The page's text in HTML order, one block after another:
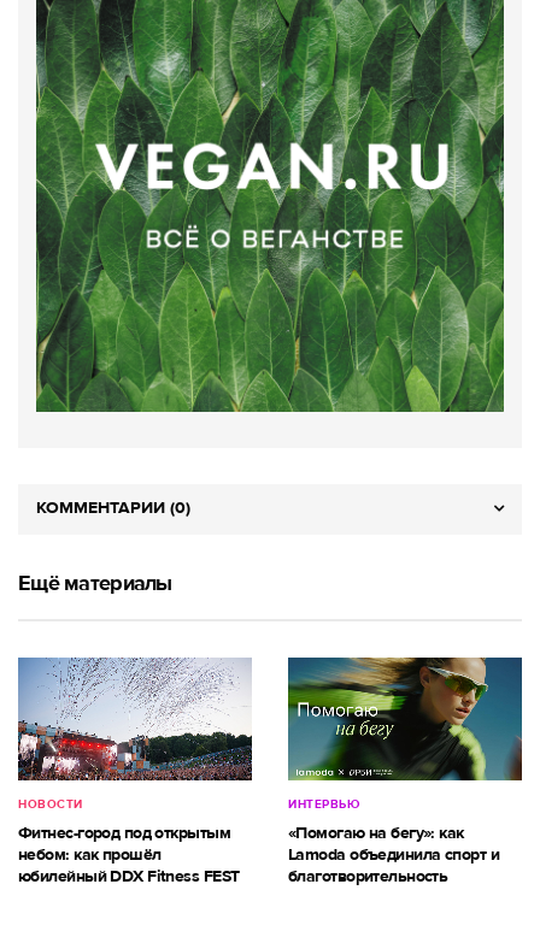
КОММЕНТАРИИ (0)
Ещё материалы
НОВОСТИ
Фитнес-город под открытым
небом: как прошёл
юбилейный DDX Fitness FEST
ИНТЕРВЬЮ
«Помогаю на бегу»: как
Lamoda объединила спорт и
благотворительность